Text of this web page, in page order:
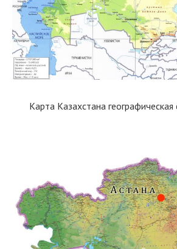
Карта Казахстана